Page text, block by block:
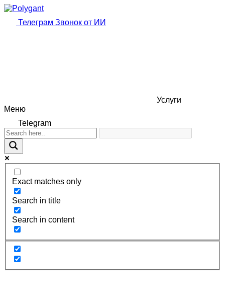
Телеграм Звонок от ИИ
Услуги
Меню
Telegram
Exact matches only
Search in title
Search in content